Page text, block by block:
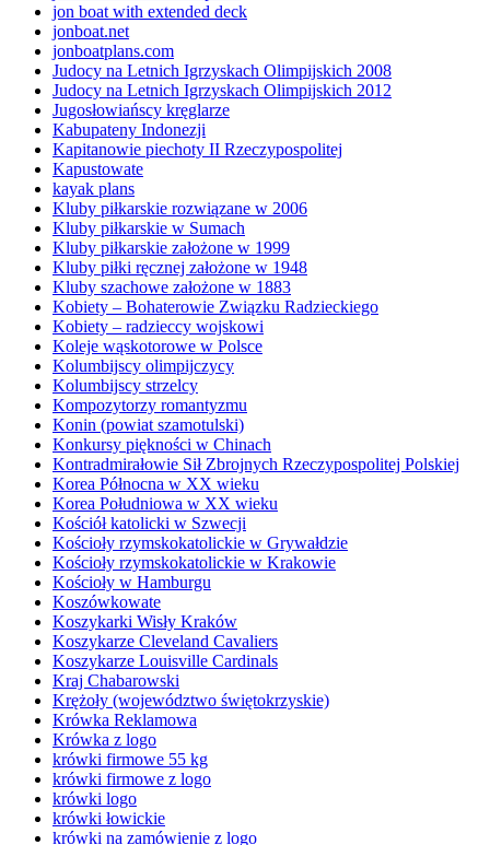
jon boat with extended deck
jonboat.net
jonboatplans.com
Judocy na Letnich Igrzyskach Olimpijskich 2008
Judocy na Letnich Igrzyskach Olimpijskich 2012
Jugosłowiańscy kręglarze
Kabupateny Indonezji
Kapitanowie piechoty II Rzeczypospolitej
Kapustowate
kayak plans
Kluby piłkarskie rozwiązane w 2006
Kluby piłkarskie w Sumach
Kluby piłkarskie założone w 1999
Kluby piłki ręcznej założone w 1948
Kluby szachowe założone w 1883
Kobiety – Bohaterowie Związku Radzieckiego
Kobiety – radzieccy wojskowi
Koleje wąskotorowe w Polsce
Kolumbijscy olimpijczycy
Kolumbijscy strzelcy
Kompozytorzy romantyzmu
Konin (powiat szamotulski)
Konkursy piękności w Chinach
Kontradmirałowie Sił Zbrojnych Rzeczypospolitej Polskiej
Korea Północna w XX wieku
Korea Południowa w XX wieku
Kościół katolicki w Szwecji
Kościoły rzymskokatolickie w Grywałdzie
Kościoły rzymskokatolickie w Krakowie
Kościoły w Hamburgu
Koszówkowate
Koszykarki Wisły Kraków
Koszykarze Cleveland Cavaliers
Koszykarze Louisville Cardinals
Kraj Chabarowski
Krężoły (województwo świętokrzyskie)
Krówka Reklamowa
Krówka z logo
krówki firmowe 55 kg
krówki firmowe z logo
krówki logo
krówki łowickie
krówki na zamówienie z logo